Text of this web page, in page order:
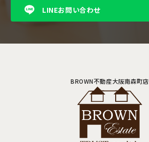
LINEお問い合わせ
BROWN不動産大阪南森町店